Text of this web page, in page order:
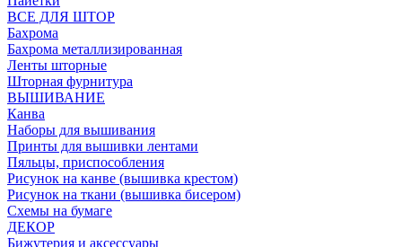
ВСЕ ДЛЯ ШТОР
Бахрома
Бахрома металлизированная
Ленты шторные
Шторная фурнитура
ВЫШИВАНИЕ
Канва
Наборы для вышивания
Принты для вышивки лентами
Пяльцы, приспособления
Рисунок на канве (вышивка крестом)
Рисунок на ткани (вышивка бисером)
Схемы на бумаге
ДЕКОР
Бижутерия и аксессуары